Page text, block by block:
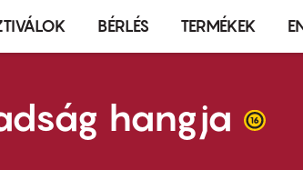
BÉRLÉS TERMÉKEK
hangja